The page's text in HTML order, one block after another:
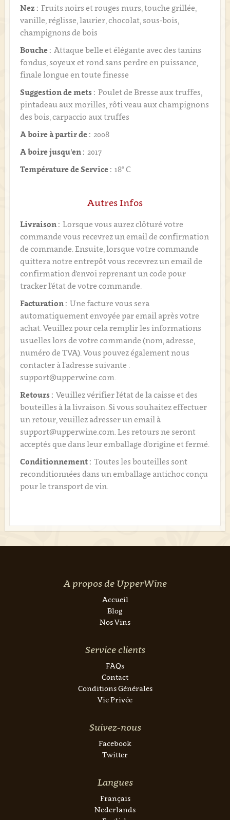
Nez : Fruits noirs et rouges murs, touche grillée,
vanille, réglisse, laurier, chocolat, sous-bois,
champignons de bois
Bouche : Attaque belle et élégante avec des tanins
fondus, soyeux et rond sans perdre en puissance,
finale longue en toute finesse
Suggestion de mets : Poulet de Bresse aux truffes,
pintadeau aux morilles, rôti veau aux champignons
des bois, carpaccio aux truffes
A boire à partir de : 2008
A boire jusqu'en : 2017
Température de Service : 18° C
Autres Infos
Livraison : Lorsque vous aurez clôturé votre
commande vous recevrez un email de confirmation
de commande. Ensuite, lorsque votre commande
quittera notre entrepôt vous recevrez un email de
confirmation d’envoi reprenant un code pour
tracker l’état de votre commande.
Facturation : Une facture vous sera
automatiquement envoyée par email après votre
achat. Veuillez pour cela remplir les informations
usuelles lors de votre commande (nom, adresse,
numéro de TVA). Vous pouvez également nous
contacter à l'adresse suivante :
support@upperwine.com.
Retours : Veuillez vérifier l'état de la caisse et des
bouteilles à la livraison. Si vous souhaitez effectuer
un retour, veuillez adresser un email à
support@upperwine.com. Les retours ne seront
acceptés que dans leur emballage d'origine et fermé.
Conditionnement : Toutes les bouteilles sont
reconditionnées dans un emballage antichoc conçu
pour le transport de vin.
A propos de UpperWine
Accueil
Blog
Nos Vins
Service clients
FAQs
Contact
Conditions Générales
Vie Privée
Suivez-nous
Facebook
Twitter
Langues
Français
Nederlands